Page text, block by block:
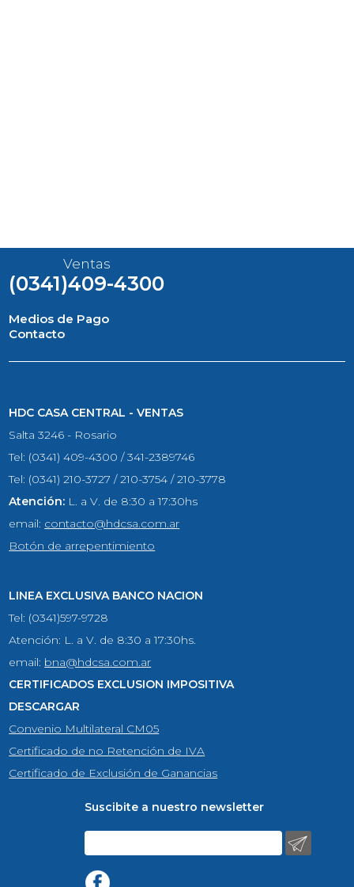
Ventas
(0341)409-4300
Medios de Pago
Contacto
HDC CASA CENTRAL - VENTAS
Salta 3246 - Rosario
Tel: (0341) 409-4300 / 341-2389746
Tel: (0341) 210-3727 / 210-3754 / 210-3778
Atención: L. a V. de 8:30 a 17:30hs
email: contacto@hdcsa.com.ar
Botón de arrepentimiento
LINEA EXCLUSIVA BANCO NACION
Tel: (0341)597-9728
Atención: L. a V. de 8:30 a 17:30hs.
email: bna@hdcsa.com.ar
CERTIFICADOS EXCLUSION IMPOSITIVA
DESCARGAR
Convenio Multilateral CM05
Certificado de no Retención de IVA
Certificado de Exclusión de Ganancias
Suscibite a nuestro newsletter